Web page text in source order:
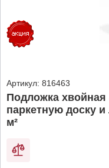
Артикул: 816463
Подложка
паркетную доску и
м²